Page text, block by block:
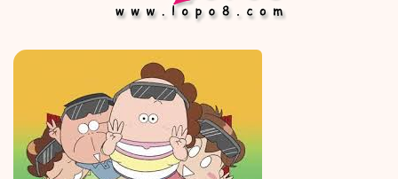
樂PO網
分享你的樂事，樂PO吧~